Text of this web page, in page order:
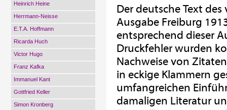
Heinrich Heine
Herrmann-Neisse
E.T.A. Hoffmann
Ricarda Huch
Victor Hugo
Franz Kafka
Immanuel Kant
Gottfried Keller
Simon Kronberg
Der deutsche Text
Ausgabe Freiburg
entsprechend dieser
Druckfehler wurden
Nachweise von
in eckige Klammern
umfangreichen
damaligen Literatur